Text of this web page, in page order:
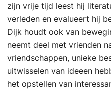
zijn vrije tijd leest hij
verleden en evalueert hij
Dijk houdt ook van
neemt deel met vrienden
vriendschappen, unieke
uitwisselen van ideeen
het opstellen van